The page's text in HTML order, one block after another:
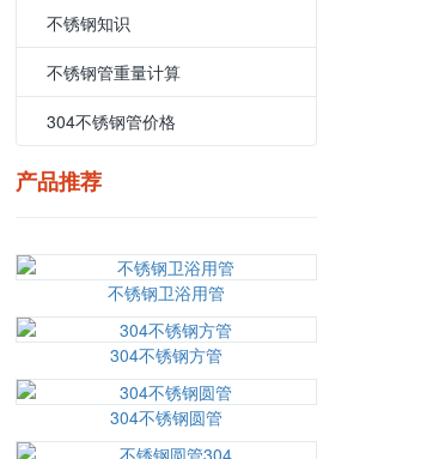
不锈钢知识
不锈钢管重量计算
304不锈钢管价格
产品推荐
不锈钢卫浴用管
304不锈钢方管
304不锈钢圆管